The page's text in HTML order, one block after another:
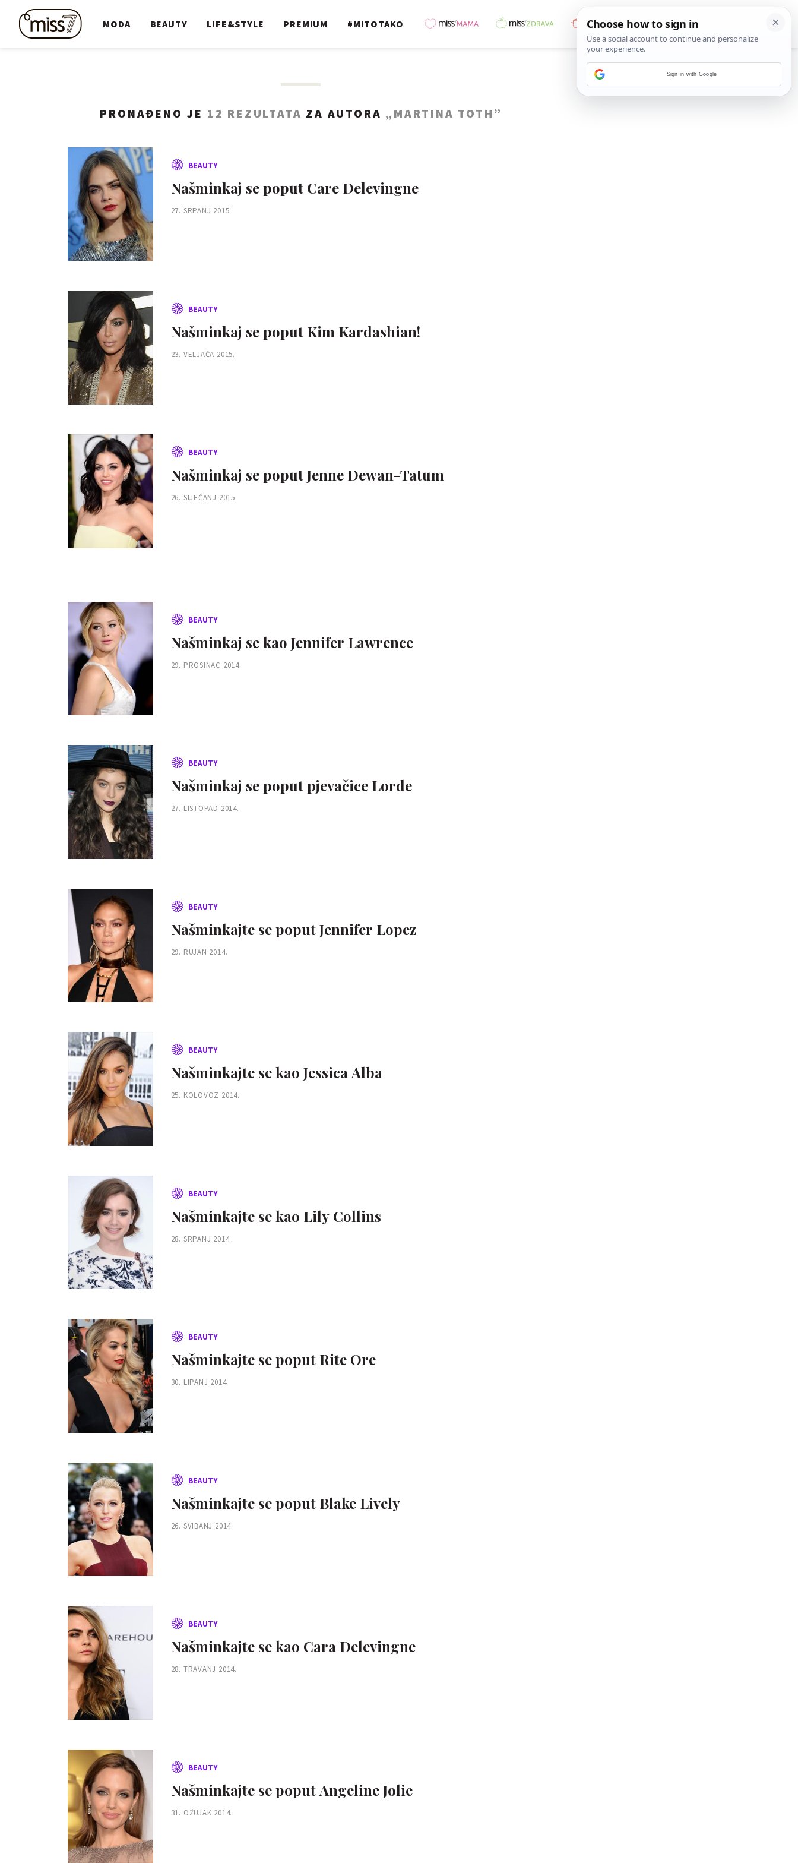
MODA BEAUTY LIFE&STYLE PREMIUM #MITOTAKO
PRONAĐENO JE 12 REZULTATA ZA AUTORA „MARTINA TOTH”
BEAUTY
Našminkaj se poput Care Delevingne
27. SRPANJ 2015.
BEAUTY
Našminkaj se poput Kim Kardashian!
23. VELJAČA 2015.
BEAUTY
Našminkaj se poput Jenne Dewan-Tatum
26. SIJEČANJ 2015.
BEAUTY
Našminkaj se kao Jennifer Lawrence
29. PROSINAC 2014.
BEAUTY
Našminkaj se poput pjevačice Lorde
27. LISTOPAD 2014.
BEAUTY
Našminkajte se poput Jennifer Lopez
29. RUJAN 2014.
BEAUTY
Našminkajte se kao Jessica Alba
25. KOLOVOZ 2014.
BEAUTY
Našminkajte se kao Lily Collins
28. SRPANJ 2014.
BEAUTY
Našminkajte se poput Rite Ore
30. LIPANJ 2014.
BEAUTY
Našminkajte se poput Blake Lively
26. SVIBANJ 2014.
BEAUTY
Našminkajte se kao Cara Delevingne
28. TRAVANJ 2014.
BEAUTY
Našminkajte se poput Angeline Jolie
31. OŽUJAK 2014.
Sign in with Google